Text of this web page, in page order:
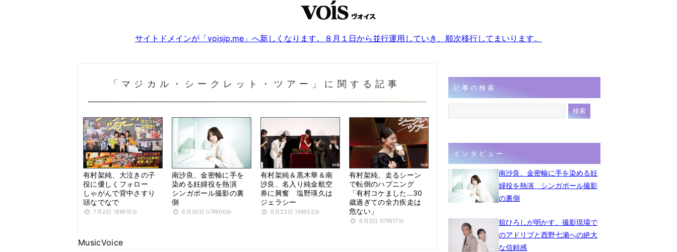
サイトドメインが「voisjp.me」へ新しくなります。８月１日から並行運用していき、順次移行してまいります。
「マジカル・シークレット・ツアー」に関する記事
有村架純、大泣きの子
役に優しくフォロー
しゃがんで背中さすり
頭なでなで
7月2日 18時15分
南沙良、金密輸に手を
染める妊婦役を熱演
シンガポール撮影の裏
側
6月30日 07時00分
有村架純＆黒木華＆南
沙良、名入り純金航空
券に興奮 塩野瑛久は
ジェラシー
6月23日 15時52分
有村架純、走るシーン
で転倒のハプニング
「有村コケました…30
歳過ぎての全力疾走は
危ない」
6月3日 07時17分
MusicVoice
記事の検索
インタビュー
南沙良、金密輸に手を染める妊
婦役を熱演 シンガポール撮影
の裏側
舘ひろしが明かす、撮影現場で
のアドリブと西野七瀬への絶大
な信頼感